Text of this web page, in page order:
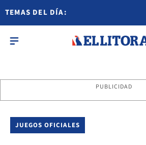
TEMAS DEL DÍA:
PUBLICIDAD
JUEGOS OFICIALES